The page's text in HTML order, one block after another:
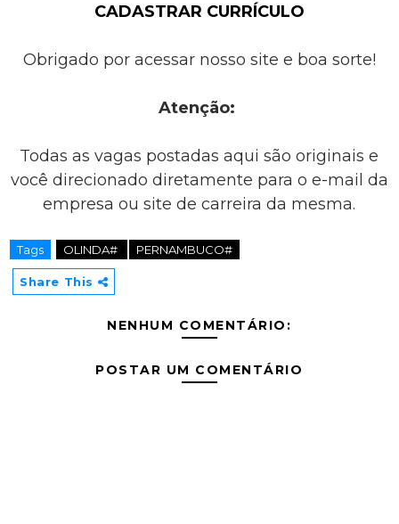
CADASTRAR CURRÍCULO
Obrigado por acessar nosso site e boa sorte!
Atenção:
Todas as vagas postadas aqui são originais e
você direcionado diretamente para o e-mail da
empresa ou site de carreira da mesma.
Tags OLINDA# PERNAMBUCO#
Share This
NENHUM COMENTÁRIO:
POSTAR UM COMENTÁRIO